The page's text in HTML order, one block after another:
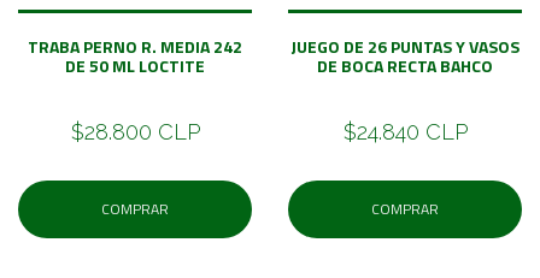
TRABA PERNO R. MEDIA 242
DE 50 ML LOCTITE
$28.800 CLP
COMPRAR
JUEGO DE 26 PUNTAS Y VASOS
DE BOCA RECTA BAHCO
$24.840 CLP
COMPRAR